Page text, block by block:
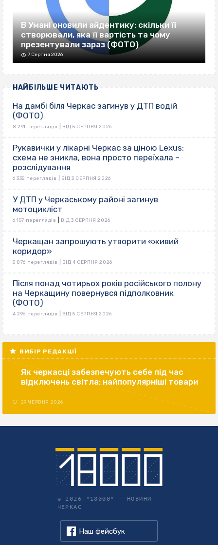
В Умані оновили айдентику: скільки її
створювали, яка її вартість та чому
презентували зараз (ФОТО)
7 Серпня 2026
НАЙБІЛЬШЕ ЧИТАЮТЬ
На дамбі біля Черкас загинув у ДТП водій
(ФОТО)
8 291 переглядів ВІД 5 СЕРПНЯ 2026
Рукавички у лікарні Черкас за ціною Lexus:
схема не зникла, вона просто переїхала –
розслідування
6 335 переглядів ВІД 3 СЕРПНЯ 2026
У ДТП у Черкаському районі загинув
мотоцикліст
6 157 переглядів ВІД 3 СЕРПНЯ 2026
Черкащан запрошують утворити «живий
коридор»
5 876 переглядів ВІД 4 СЕРПНЯ 2026
Після понад чотирьох років російського полону
на Черкащину повернувся підполковник
(ФОТО)
4 296 переглядів ВІД 5 СЕРПНЯ 2026
ВИБІР РЕДАКЦІЇ
Як черкасці забезпечують себе під час
відключень світла: найпопулярніші товари
29 ЧЕРВНЯ 2026
© 2026 "18000" – НОВИНИ
ЧЕРКАС
Наш фейсбук